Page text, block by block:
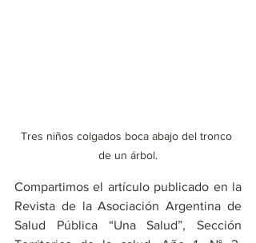
Tres niños colgados boca abajo del tronco
de un árbol.
Compartimos el artículo publicado en la
Revista de la Asociación Argentina de
Salud Pública “Una Salud”, Sección